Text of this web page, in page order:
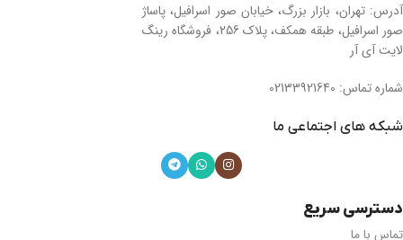
آدرس: تهران، بازار بزرگ، خیابان صور اسرافیل، پاساژ
صور اسرافیل، طبقه همکف، پلاک 256، فروشگاه رینگ
لایت آی آر
شماره تماس: 02133921640
شبکه های اجتماعی ما
دسترسی سریع
تماس با ما